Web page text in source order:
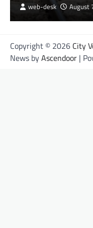
web-desk August
Copyright © 2026 City
News byAscendoor |